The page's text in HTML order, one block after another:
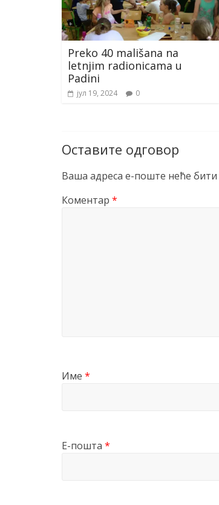
Preko 40 mališana na
letnjim radionicama u
Padini
јул 19, 2024 0
Оставите одговор
Ваша адреса е-поште неће бити
Коментар *
Име *
Е-пошта *